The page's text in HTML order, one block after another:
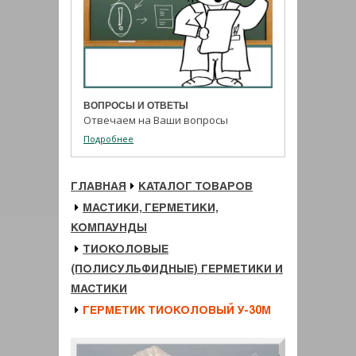
ВОПРОСЫ И ОТВЕТЫ
Отвечаем на Ваши вопросы
Подробнее
ГЛАВНАЯ
КАТАЛОГ ТОВАРОВ
МАСТИКИ, ГЕРМЕТИКИ,
КОМПАУНДЫ
ТИОКОЛОВЫЕ
(ПОЛИСУЛЬФИДНЫЕ) ГЕРМЕТИКИ И
МАСТИКИ
ГЕРМЕТИК ТИОКОЛОВЫЙ У-30М